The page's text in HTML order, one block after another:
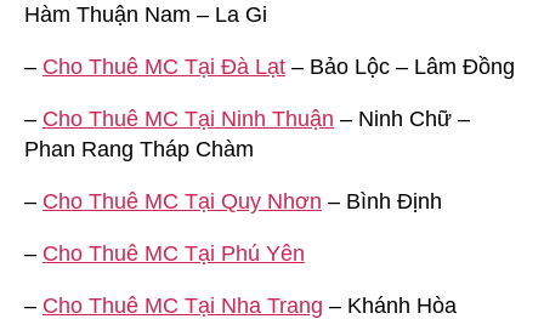
Hàm Thuận Nam – La Gi
– Cho Thuê MC Tại Đà Lạt – Bảo Lộc – Lâm Đồng
– Cho Thuê MC Tại Ninh Thuận – Ninh Chữ –
Phan Rang Tháp Chàm
– Cho Thuê MC Tại Quy Nhơn – Bình Định
– Cho Thuê MC Tại Phú Yên
– Cho Thuê MC Tại Nha Trang – Khánh Hòa